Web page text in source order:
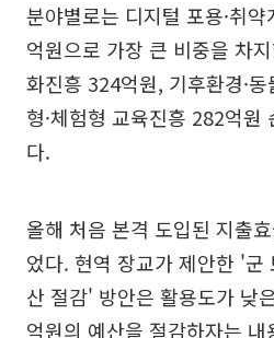
분야별로는 디지털 포용·취
억원으로 가장 큰 비중을 차
화진흥 324억원, 기후환경·
형·체험형 교육진흥 282억원
다.
올해 처음 본격 도입된 지출
었다. 현역 장교가 제안한 '군
산 절감' 방안은 활용도가 낮
억원의 예산을 절감하자는